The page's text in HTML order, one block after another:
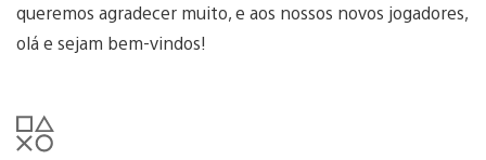
queremos agradecer muito, e aos nossos novos jogadores,
olá e sejam bem-vindos!